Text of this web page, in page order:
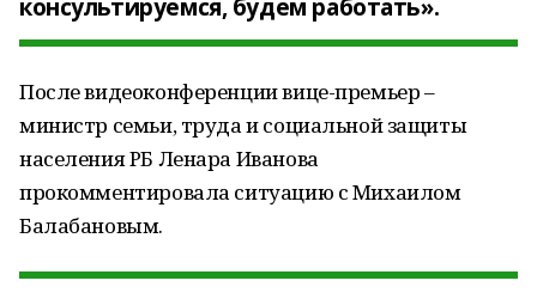
консультируемся, будем работать».
После видеоконференции вице-премьер –
министр семьи, труда и социальной защиты
населения РБ Ленара Иванова
прокомментировала ситуацию с Михаилом
Балабановым.